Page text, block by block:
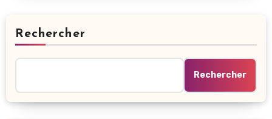
Rechercher
Rechercher